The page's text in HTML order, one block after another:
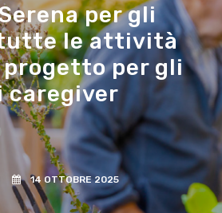
per gli
le attività
progetto per gli
caregiver
14 OTTOBRE 2025